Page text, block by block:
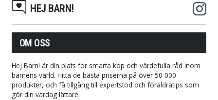
HEJ BARN!
OM OSS
Hej Barn! är din plats för smarta köp och värdefulla råd inom
barnens värld. Hitta de bästa priserna på över 50 000
produkter, och få tillgång till expertstöd och föräldratips som
gör din vardag lättare.